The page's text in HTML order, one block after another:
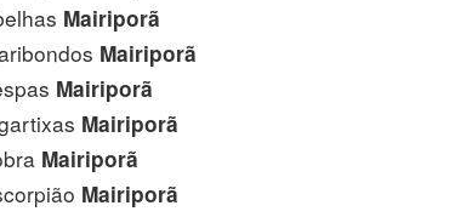
Mairiporã
Mairiporã
Mairiporã
Mairiporã
Mairiporã
Mairiporã